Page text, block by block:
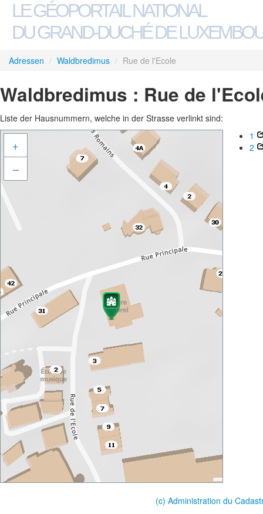
LE GÉOPORTAIL NATIONAL
DU GRAND-DUCHÉ DE
Adressen / Waldbredimus / Rue de l'Ecole
Waldbredimus : Rue de
Liste der Hausnummern, welche in der Strasse verlinkt sind:
+
–
1
2
(c) Administration du